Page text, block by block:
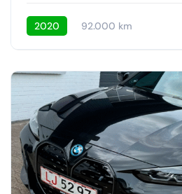
2020 92.000 km